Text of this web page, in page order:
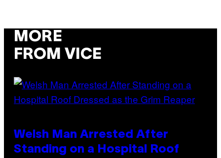
MORE
FROM VICE
Welsh Man Arrested After
Standing on a Hospital Roof